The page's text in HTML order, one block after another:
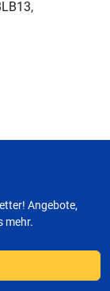
Angebote,
mehr.